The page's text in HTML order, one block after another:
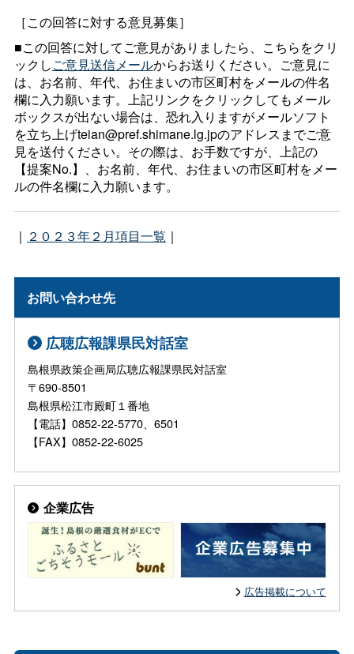
［この回答に対する意見募集］
■この回答に対してご意見がありましたら、こちらをクリ
ックしご意見送信メールからお送りください。ご意見に
は、お名前、年代、お住まいの市区町村をメールの件名
欄に入力願います。上記リンクをクリックしてもメール
ボックスが出ない場合は、恐れ入りますがメールソフト
を立ち上げteian@pref.shimane.lg.jpのアドレスまでご意
見を送付ください。その際は、お手数ですが、上記の
【提案No.】、お名前、年代、お住まいの市区町村をメー
ルの件名欄に入力願います。
｜ ２０２３年２月項目一覧 ｜
お問い合わせ先
広聴広報課県民対話室
島根県政策企画局広聴広報課県民対話室
〒690-8501
島根県松江市殿町１番地
【電話】0852-22-5770、6501
【FAX】0852-22-6025
企業広告
広告掲載について